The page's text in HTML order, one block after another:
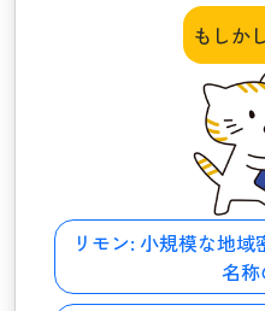
もしか
リモン: 小規模な地域
名